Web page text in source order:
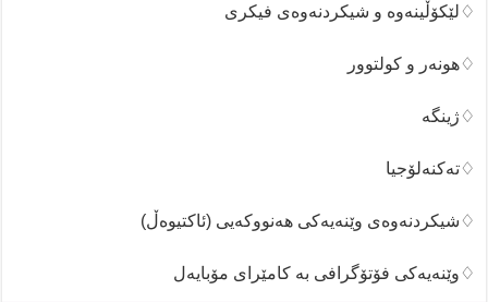
♢لێکۆڵینەوە و شیکردنەوەی فیکری
♢هونەر و کولتوور
♢ژینگە
♢تەکنەلۆجیا
♢شیکردنەوەی وێنەیەکی هەنووکەیی (ئاکتیوەڵ)
♢وێنەیەکی فۆتۆگرافی بە کامێرای مۆبایەل